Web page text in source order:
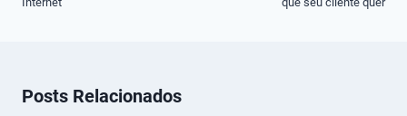
Post
Posts Relacionados